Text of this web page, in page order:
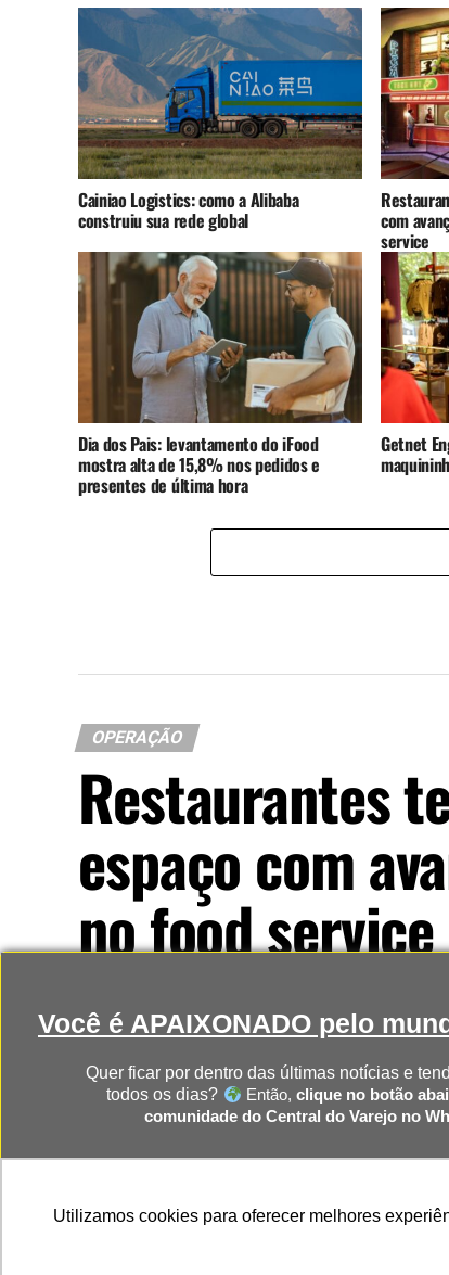
Você é APAIXONADO pelo
Quer ficar por dentro das últimas notícias e
todos os dias?
Então, clique no botão
comunidade do Central do Varejo no
NOTÍCIAS DIRETO NO SEU
Utilizamos cookies para oferecer melhores
Cainiao Logistics: como a Alibaba
construiu sua rede global com
service
Dia dos Pais: levantamento do iFood
mostra alta de 15,8% nos pedidos e
presentes de última hora
Getnet
OPERAÇÃO
Restaurantes
espaço com
no food service
Consumidores buscam cada vez mais
Nesse cenário, novas operações